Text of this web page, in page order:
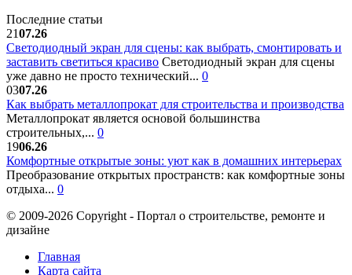
Последние статьи
2107.26
Светодиодный экран для сцены: как выбрать, смонтировать и
заставить светиться красиво Светодиодный экран для сцены
уже давно не просто технический... 0
0307.26
Как выбрать металлопрокат для строительства и производства
Металлопрокат является основой большинства
строительных,... 0
1906.26
Комфортные открытые зоны: уют как в домашних интерьерах
Преобразование открытых пространств: как комфортные зоны
отдыха... 0
© 2009-2026 Copyright - Портал о строительстве, ремонте и
дизайне
Главная
Карта сайта